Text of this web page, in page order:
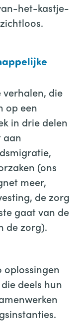
het-kastje-
verhalen, die
op een
in drie delen
aan
(ons
meer,
de zorg
gaat van de
de zorg).
oplossingen
deels hun